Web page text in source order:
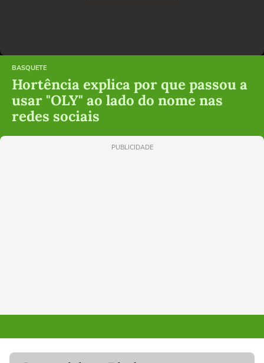
BASQUETE
Hortência explica por que passou a
usar "OLY" ao lado do nome nas
redes sociais
PUBLICIDADE